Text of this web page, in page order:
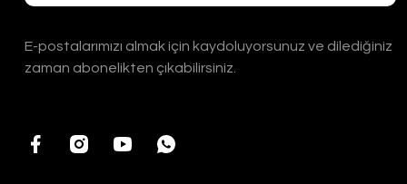
E-postalarımızı almak için kaydoluyorsunuz ve dilediğiniz
zaman abonelikten çıkabilirsiniz.